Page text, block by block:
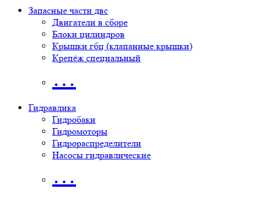
Запасные части двс
Двигатели в сборе
Блоки цилиндров
Крышки гбц (клапанные крышки)
Крепёж специальный
…
Гидравлика
Гидробаки
Гидромоторы
Гидрораспределители
Насосы гидравлические
…